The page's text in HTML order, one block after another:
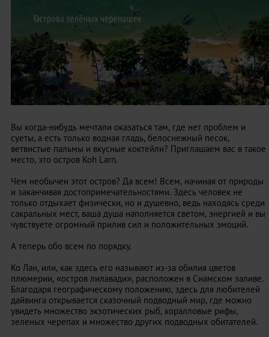
Вы когда-нибудь мечтали оказаться там, где нет проблем и
суеты, а есть только водная гладь, белоснежный песок,
ветвистые пальмы и вкусные коктейли? Приглашаем вас в такое
место, это остров Koh Larn.
Чем необычен этот остров? Да всем! Всем, начиная от природы
и заканчивая достопримечательностями. Здесь человек не
только отдыхает физически, но и душевно, ведь находясь среди
сакральных мест, ваша душа наполняется светом, энергией и вы
чувствуете огромный прилив сил и положительных эмоций.
А теперь обо всем по порядку.
Ко Лан, или, как здесь его называют из-за обилия цветов
плюмерии, «остров лилавади», расположен в Сиамском заливе.
Благодаря географическому положению, здесь для любителей
дайвинга открывается сказочный подводный мир, где можно
увидеть множество экзотических рыб, коралловые рифы,
зеленых черепах и множество других подводных обитателей.